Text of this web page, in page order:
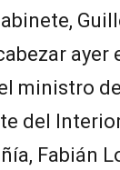
ministro
del
Fabián